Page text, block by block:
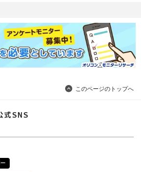
このページのトップへ